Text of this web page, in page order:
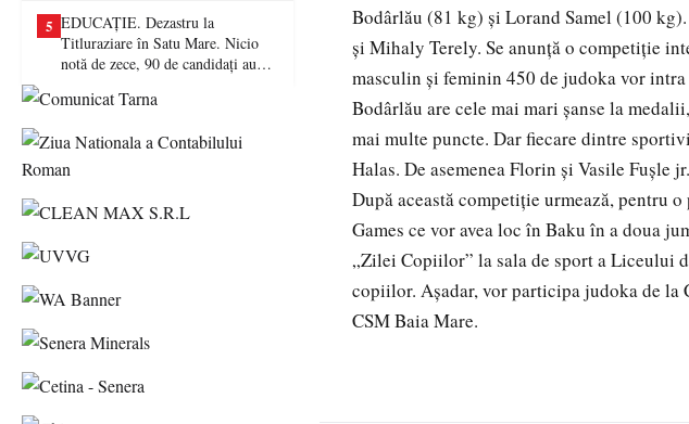
5 EDUCAȚIE. Dezastru la
Titluraziare în Satu Mare. Nicio
notă de zece, 90 de candidați au
Bodârlău (81 kg) şi Lorand Samel (100
şi Mihaly Terely. Se anunţă o competiţie
masculin şi feminin 450 de judoka vor
Bodârlău are cele mai mari şanse la
mai multe puncte. Dar fiecare dintre
Halas. De asemenea Florin şi Vasile
După această competiție urmează, pentru
Games ce vor avea loc în Baku în a doua
„Zilei Copiilor” la sala de sport a Liceului
copiilor. Așadar, vor participa judoka de la
CSM Baia Mare.